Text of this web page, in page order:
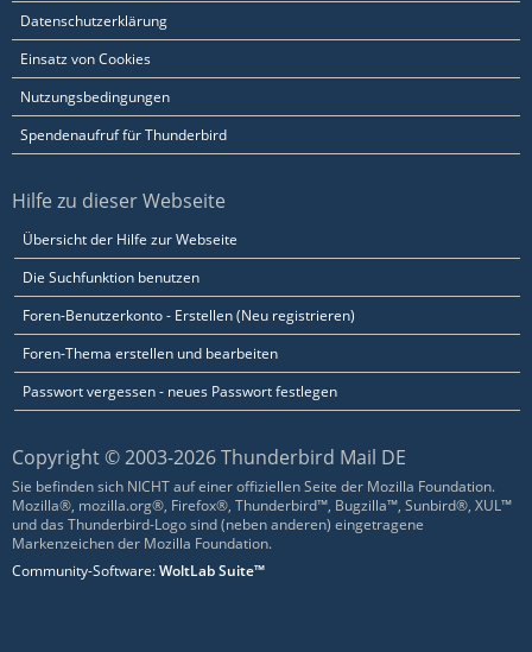
Datenschutzerklärung
Einsatz von Cookies
Nutzungsbedingungen
Spendenaufruf für Thunderbird
Hilfe zu dieser Webseite
Übersicht der Hilfe zur Webseite
Die Suchfunktion benutzen
Foren-Benutzerkonto - Erstellen (Neu registrieren)
Foren-Thema erstellen und bearbeiten
Passwort vergessen - neues Passwort festlegen
Copyright © 2003-2026 Thunderbird Mail DE
Sie befinden sich NICHT auf einer offiziellen Seite der Mozilla Foundation.
Mozilla®, mozilla.org®, Firefox®, Thunderbird™, Bugzilla™, Sunbird®, XUL™
und das Thunderbird-Logo sind (neben anderen) eingetragene
Markenzeichen der Mozilla Foundation.
Community-Software:WoltLab Suite™